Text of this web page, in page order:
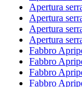
Apertura
Apertura
Apertura
Apertura
Fabbro
Fabbro
Fabbro
Fabbro